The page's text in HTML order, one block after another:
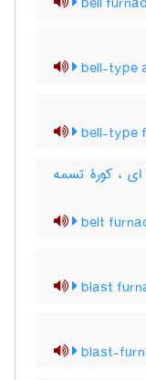
bell-type
bell-type
ای ، کورۀ تسمه
belt
blast
blast-